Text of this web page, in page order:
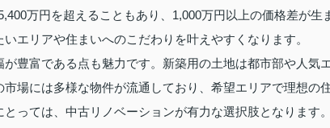
万円を超えることもあり、1,000万円以上の価格差が生
エリアや住まいへのこだわりを叶えやすくなります。
豊富である点も魅力です。新築用の土地は都市部や人気
場には多様な物件が流通しており、希望エリアで理想の
っては、中古リノベーションが有力な選択肢となります。